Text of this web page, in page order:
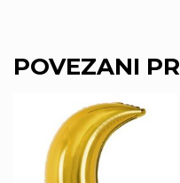
POVEZANI